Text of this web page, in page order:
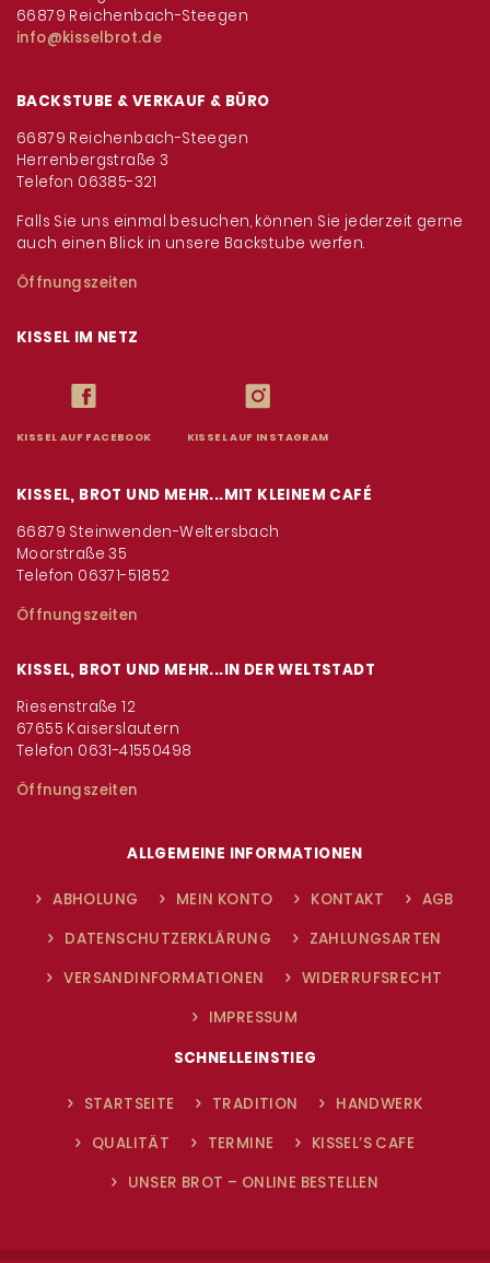
66879 Reichenbach-Steegen
info@kisselbrot.de
BACKSTUBE & VERKAUF & BÜRO
66879 Reichenbach-Steegen
Herrenbergstraße 3
Telefon 06385-321
Falls Sie uns einmal besuchen, können Sie jederzeit gerne
auch einen Blick in unsere Backstube werfen.
Öffnungszeiten
KISSEL IM NETZ
KISSEL AUF FACEBOOK KISSEL AUF INSTAGRAM
KISSEL, BROT UND MEHR...MIT KLEINEM CAFÉ
66879 Steinwenden-Weltersbach
Moorstraße 35
Telefon 06371-51852
Öffnungszeiten
KISSEL, BROT UND MEHR...IN DER WELTSTADT
Riesenstraße 12
67655 Kaiserslautern
Telefon 0631-41550498
Öffnungszeiten
ALLGEMEINE INFORMATIONEN
ABHOLUNG MEIN KONTO KONTAKT
AGB
DATENSCHUTZERKLÄRUNG
ZAHLUNGSARTEN
VERSANDINFORMATIONEN
WIDERRUFSRECHT
IMPRESSUM
SCHNELLEINSTIEG
STARTSEITE TRADITION
HANDWERK
QUALITÄT
TERMINE
KISSEL’S CAFE
UNSER BROT – ONLINE BESTELLEN